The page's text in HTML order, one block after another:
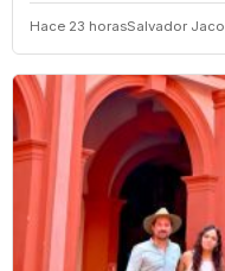
Hace 23 horasSalvador